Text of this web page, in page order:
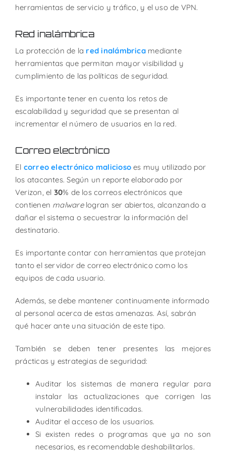
herramientas de servicio y tráfico, y el uso de VPN.
Red inalámbrica
La protección de la red inalámbricamediante
herramientas que permitan mayor visibilidad y
cumplimiento de las políticas de seguridad.
Es importante tener en cuenta los retos de
escalabilidad y seguridad que se presentan al
incrementar el número de usuarios en la red.
Correo electrónico
El correo electrónico maliciosoes muy utilizado por
los atacantes. Según un reporte elaborado por
Verizon, el 30% de los correos electrónicos que
contienen malwarelogran ser abiertos, alcanzando a
dañar el sistema o secuestrar la información del
destinatario.
Es importante contar con herramientas que protejan
tanto el servidor de correo electrónico como los
equipos de cada usuario.
Además, se debe mantener continuamente informado
al personal acerca de estas amenazas. Así, sabrán
qué hacer ante una situación de este tipo.
También se deben tener presentes las mejores
prácticas y estrategias de seguridad:
Auditar los sistemas de manera regular para
instalar las actualizaciones que corrigen las
vulnerabilidades identificadas.
Auditar el acceso de los usuarios.
Si existen redes o programas que ya no son
necesarios, es recomendable deshabilitarlos.